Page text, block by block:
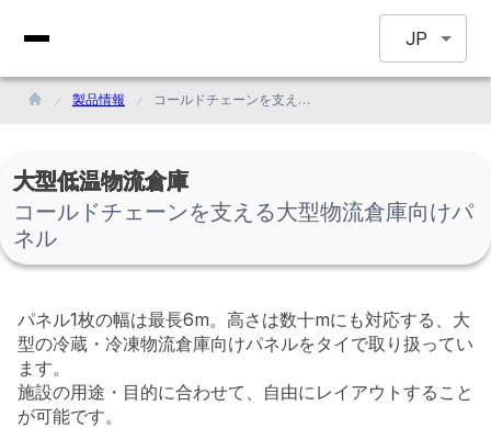
JP
製品情報 コールドチェーンを支える大型物流倉庫向けパネル
大型低温物流倉庫
コールドチェーンを支える大型物流倉庫向けパ
ネル
パネル1枚の幅は最長6m。高さは数十mにも対応する、大
型の冷蔵・冷凍物流倉庫向けパネルをタイで取り扱ってい
ます。
施設の用途・目的に合わせて、自由にレイアウトすること
が可能です。